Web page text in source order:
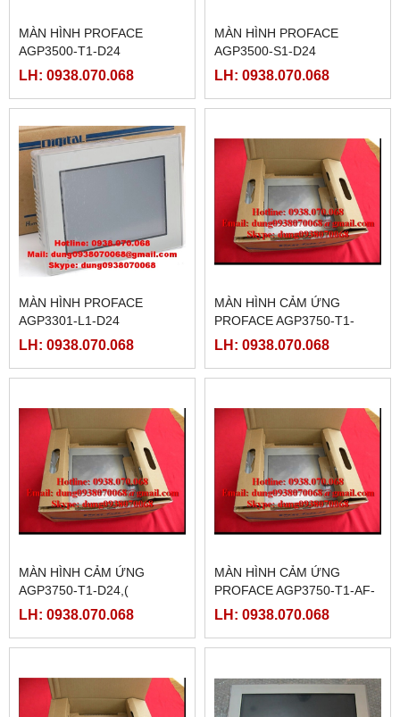
MÀN HÌNH PROFACE
AGP3500-T1-D24
LH: 0938.070.068
MÀN HÌNH PROFACE
AGP3500-S1-D24
LH: 0938.070.068
MÀN HÌNH PROFACE
AGP3301-L1-D24
LH: 0938.070.068
MÀN HÌNH CẢM ỨNG
PROFACE AGP3750-T1-
D24-M, ( PFXGP3750TADC )
LH: 0938.070.068
MÀN HÌNH CẢM ỨNG
AGP3750-T1-D24,(
PFXGP3750TAD )
LH: 0938.070.068
MÀN HÌNH CẢM ỨNG
PROFACE AGP3750-T1-AF-
M,( PFXGP3750TAAC )
LH: 0938.070.068